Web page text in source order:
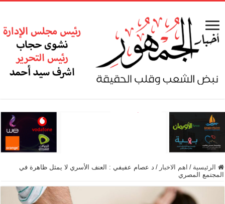
الرئيسية / اهم الاخبار / د عصام عفيفي : العنف الأسري لا يمثل ظاهرة في
المجتمع المصري